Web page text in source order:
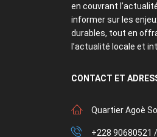
en couvrant
informer sur les
durables, tout en
l’actualité locale et
CONTACT ET
Quartier Agoè
+228 90680521